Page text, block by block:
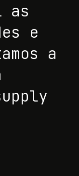
as
e
a